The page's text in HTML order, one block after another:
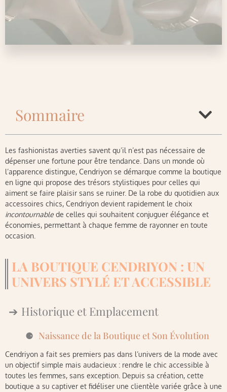
Sommaire
Les fashionistas averties savent qu’il n’est pas nécessaire de
dépenser une fortune pour être tendance. Dans un monde où
l’apparence distingue, Cendriyon se démarque comme la boutique
en ligne qui propose des trésors stylistiques pour celles qui
aiment se faire plaisir sans se ruiner. De la robe du quotidien aux
accessoires chics, Cendriyon devient rapidement le choix
incontournable de celles qui souhaitent conjuguer élégance et
économies, permettant à chaque femme de rayonner en toute
occasion.
LA BOUTIQUE CENDRIYON : UN
UNIVERS STYLÉ ET ACCESSIBLE
Historique et Emplacement
Naissance de la Boutique et Son Évolution
Cendriyon a fait ses premiers pas dans l’univers de la mode avec
un objectif simple mais audacieux : rendre le chic accessible à
toutes les femmes, sans exception. Depuis sa création, cette
boutique a su captiver et fidéliser une clientèle variée grâce à une